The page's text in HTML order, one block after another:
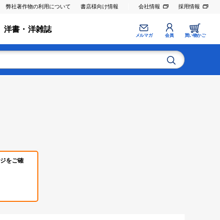
弊社著作物の利用について 書店様向け情報 会社情報 採用情報
洋書・洋雑誌
メルマガ 会員 買い物かご
をご確